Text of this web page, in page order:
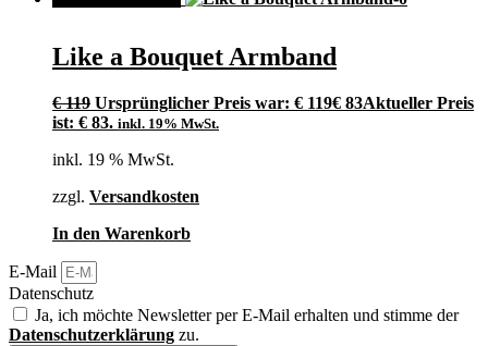
Like a Bouquet Armband
€119 Ursprünglicher Preis war: € 119€ 83Aktueller Preis
ist: € 83. inkl. 19% MwSt.
inkl. 19 % MwSt.
zzgl. Versandkosten
In den Warenkorb
E-Mail
Datenschutz
Ja, ich möchte Newsletter per E-Mail erhalten und stimme der
Datenschutzerklärung zu.